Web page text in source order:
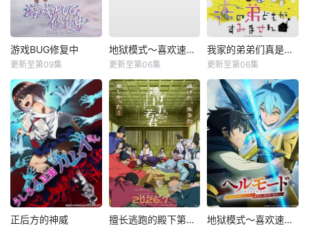
游戏BUG修复中
更新至第09集
地狱模式～喜欢速通游戏的玩家在废设定异世界无双～第二季
更新至第06集
我家的弟弟们真是让您费心了
更新至第06集
正后方的神威 擅长逃跑的殿下第二季 地狱模式～喜欢速通游戏的玩家在废设定异世界无双～第2季